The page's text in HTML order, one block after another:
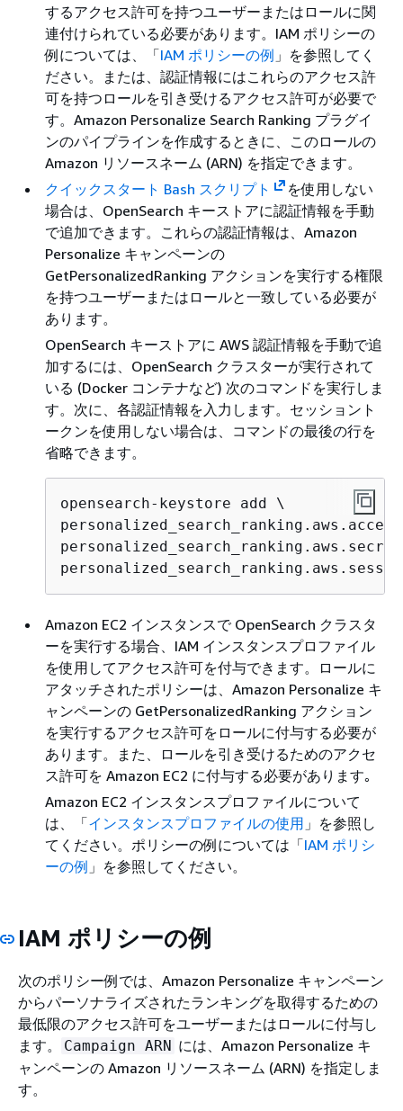
するアクセス許可を持つユーザーまたはロールに関
連付けられている必要があります。IAM ポリシーの
例については、「IAM ポリシーの例 」を参照してく
ださい。または、認証情報にはこれらのアクセス許
可を持つロールを引き受けるアクセス許可が必要で
す。Amazon Personalize Search Ranking プラグイ
ンのパイプラインを作成するときに、このロールの
Amazon リソースネーム (ARN) を指定できます。
クイックスタート Bash スクリプト
を使用しない
場合は、OpenSearch キーストアに認証情報を手動
で追加できます。これらの認証情報は、Amazon
Personalize キャンペーンの
GetPersonalizedRanking アクションを実行する権限
を持つユーザーまたはロールと一致している必要が
あります。
OpenSearch キーストアに AWS 認証情報を手動で追
加するには、OpenSearch クラスターが実行されて
いる (Docker コンテナなど) 次のコマンドを実行しま
す。次に、各認証情報を入力します。セッショント
ークンを使用しない場合は、コマンドの最後の行を
省略できます。
opensearch-keystore add \
Amazon EC2 インスタンスで OpenSearch クラスタ
ーを実行する場合、IAM インスタンスプロファイル
を使用してアクセス許可を付与できます。ロールに
アタッチされたポリシーは、Amazon Personalize キ
ャンペーンの GetPersonalizedRanking アクション
を実行するアクセス許可をロールに付与する必要が
あります。また、ロールを引き受けるためのアクセ
ス許可を Amazon EC2 に付与する必要があります｡
Amazon EC2 インスタンスプロファイルについて
は、「インスタンスプロファイルの使用 」を参照し
てください。ポリシーの例については「IAM ポリシ
ーの例 」を参照してください。
IAM ポリシーの例
次のポリシー例では、Amazon Personalize キャンペーン
からパーソナライズされたランキングを取得するための
最低限のアクセス許可をユーザーまたはロールに付与し
ます。
Campaign ARN には、Amazon Personalize キ
ャンペーンの Amazon リソースネーム (ARN) を指定しま
す。